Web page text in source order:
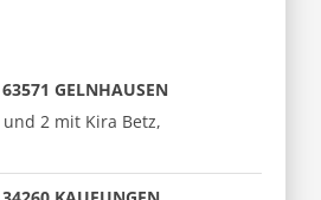
GELNHAUSEN
2 mit Kira Betz,